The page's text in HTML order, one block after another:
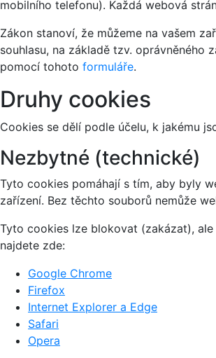
mobilního telefonu). Každá webová
Zákon stanoví, že můžeme na vašem
souhlasu, na základě tzv. oprávněného
pomocí tohoto formuláře.
Druhy cookies
Cookies se dělí podle účelu, k jakému
Nezbytné (technické)
Tyto cookies pomáhají s tím, aby byly
zařízení. Bez těchto souborů nemůže
Tyto cookies lze blokovat (zakázat),
najdete zde:
Google Chrome
Firefox
Internet Explorer a Edge
Safari
Opera